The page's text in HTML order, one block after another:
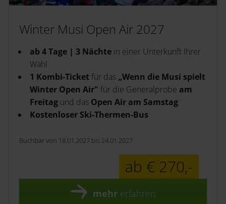
Winter Musi Open Air 2027
ab 4 Tage | 3 Nächte in einer Unterkunft Ihrer
Wahl
1 Kombi-Ticketfür das „Wenn die Musi spielt
Winter Open Air" für die Generalprobe am
Freitag und das Open Air am Samstag
Kostenloser Ski-Thermen-Bus
Buchbar von 18.01.2027 bis 24.01.2027
ab € 270,-
mehr erfahren